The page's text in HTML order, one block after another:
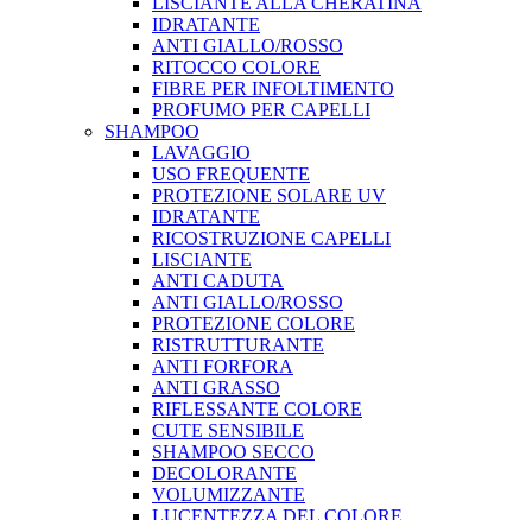
IDRATANTE
ANTI GIALLO/ROSSO
RITOCCO COLORE
FIBRE PER INFOLTIMENTO
PROFUMO PER CAPELLI
SHAMPOO
LAVAGGIO
USO FREQUENTE
PROTEZIONE SOLARE UV
IDRATANTE
RICOSTRUZIONE CAPELLI
LISCIANTE
ANTI CADUTA
ANTI GIALLO/ROSSO
PROTEZIONE COLORE
RISTRUTTURANTE
ANTI FORFORA
ANTI GRASSO
RIFLESSANTE COLORE
CUTE SENSIBILE
SHAMPOO SECCO
DECOLORANTE
VOLUMIZZANTE
LUCENTEZZA DEL COLORE